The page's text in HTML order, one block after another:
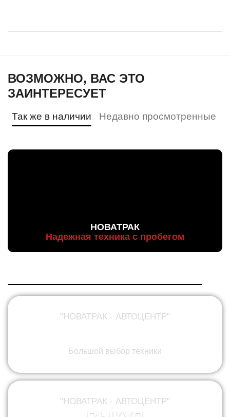
ВОЗМОЖНО, ВАС ЭТО
ЗАИНТЕРЕСУЕТ
Так же в наличии Недавно просмотренные
НОВАТРАК
Надежная техника с пробегом
"НОВАТРАК - АВТОЦЕНТР"
Большой выбор техники
"НОВАТРАК - АВТОЦЕНТР"